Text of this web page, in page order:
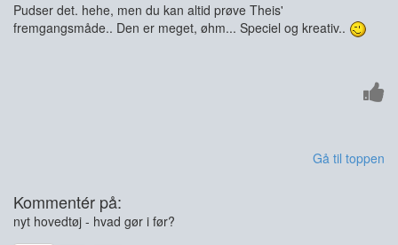
Pudser det. hehe, men du kan altid prøve Theis'
fremgangsmåde.. Den er meget, øhm... Speciel og kreativ..
Gå til toppen
Kommentér på:
nyt hovedtøj - hvad gør i før?